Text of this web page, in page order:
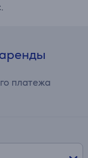
платежа